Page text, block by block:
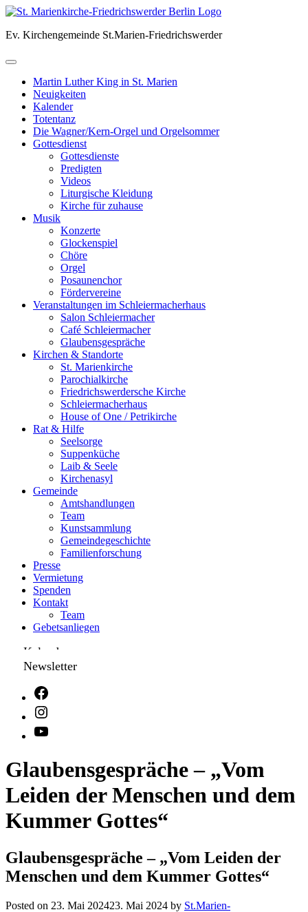
Skip
content
Ev. Kirchengemeinde St.Marien-Friedrichswerder
Martin Luther King in St. Marien
Neuigkeiten
Kalender
Totentanz
Die Wagner/Kern-Orgel und Orgelsommer
Gottesdienst
Gottesdienste
Predigten
Videos
Liturgische Kleidung
Kirche für zuhause
Musik
Konzerte
Glockenspiel
Chöre
Orgel
Posaunenchor
Fördervereine
Veranstaltungen im Schleiermacherhaus
Salon Schleiermacher
Café Schleiermacher
Glaubensgespräche
Kirchen & Standorte
St. Marienkirche
Parochialkirche
Friedrichswerdersche Kirche
Schleiermacherhaus
House of One / Petrikirche
Rat & Hilfe
Seelsorge
Suppenküche
Laib & Seele
Kirchenasyl
Gemeinde
Amtshandlungen
Team
Kunstsammlung
Gemeindegeschichte
Familienforschung
Presse
Vermietung
Spenden
Kontakt
Team
Gebetsanliegen
Kalender
Newsletter
Glaubensgespräche – „Vom
Leiden der Menschen und dem
Kummer Gottes“
Glaubensgespräche – „Vom Leiden der
Menschen und dem Kummer Gottes“
Posted on 23. Mai 202423. Mai 2024 by St.Marien-